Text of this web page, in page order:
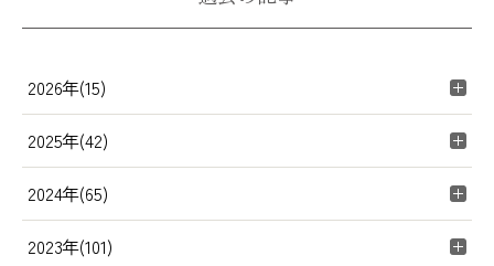
2026年(15)
2025年(42)
2024年(65)
2023年(101)